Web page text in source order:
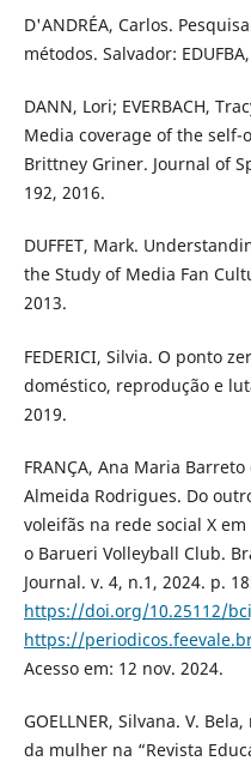
D'ANDRÉA, Carlos.
métodos. Salvador:
DANN, Lori; EVERBACH,
Media coverage of the self-
Brittney Griner. Journal of
192, 2016.
DUFFET, Mark.
the Study of Media Fan
2013.
FEDERICI, Silvia. O ponto
doméstico, reprodução e
2019.
FRANÇA, Ana Maria
Almeida Rodrigues. Do
voleifãs na rede social X
o Barueri Volleyball Club.
Journal. v. 4, n.1, 2024. p.
https://doi.org/10.25112/
https://
Acesso em: 12 nov. 2024.
GOELLNER, Silvana. V.
da mulher na “Revista